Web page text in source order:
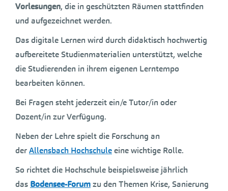
Vorlesungen, die in geschützten Räumen stattfinden
und aufgezeichnet werden.
Das digitale Lernen wird durch didaktisch hochwertig
aufbereitete Studienmaterialien unterstützt, welche
die Studierenden in ihrem eigenen Lerntempo
bearbeiten können.
Bei Fragen steht jederzeit ein/e Tutor/in oder
Dozent/in zur Verfügung.
Neben der Lehre spielt die Forschung an
derAllensbach Hochschuleeine wichtige Rolle.
So richtet die Hochschule beispielsweise jährlich
das Bodensee-Forumzu den Themen Krise, Sanierung